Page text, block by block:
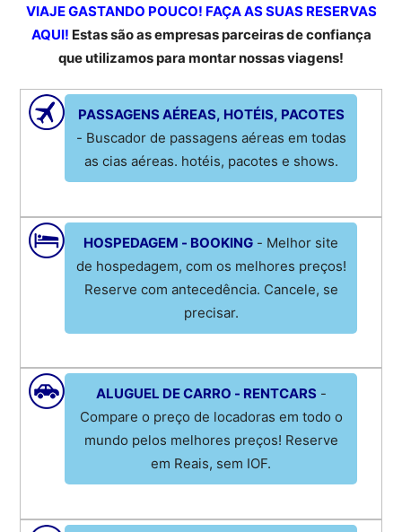
VIAJE GASTANDO POUCO! FAÇA AS SUAS RESERVAS
AQUI! Estas são as empresas parceiras de confiança
que utilizamos para montar nossas viagens!
PASSAGENS AÉREAS, HOTÉIS, PACOTES
- Buscador de passagens aéreas em todas
as cias aéreas. hotéis, pacotes e shows.
HOSPEDAGEM - BOOKING - Melhor site
de hospedagem, com os melhores preços!
Reserve com antecedência. Cancele, se
precisar.
ALUGUEL DE CARRO - RENTCARS-
Compare o preço de locadoras em todo o
mundo pelos melhores preços! Reserve
em Reais, sem IOF.